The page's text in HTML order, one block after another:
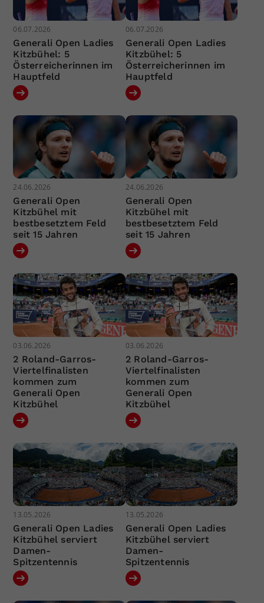
06.07.2026
Generali Open Ladies
Kitzbühel: 5
Österreicherinnen im
Hauptfeld
06.07.2026
Generali Open Ladies
Kitzbühel: 5
Österreicherinnen im
Hauptfeld
24.06.2026
Generali Open
Kitzbühel mit
bestbesetztem Feld
seit 15 Jahren
24.06.2026
Generali Open
Kitzbühel mit
bestbesetztem Feld
seit 15 Jahren
03.06.2026
2 Roland-Garros-
Viertelfinalisten
kommen zum
Generali Open
Kitzbühel
03.06.2026
2 Roland-Garros-
Viertelfinalisten
kommen zum
Generali Open
Kitzbühel
13.05.2026
Generali Open Ladies
Kitzbühel serviert
Damen-
Spitzentennis
13.05.2026
Generali Open Ladies
Kitzbühel serviert
Damen-
Spitzentennis